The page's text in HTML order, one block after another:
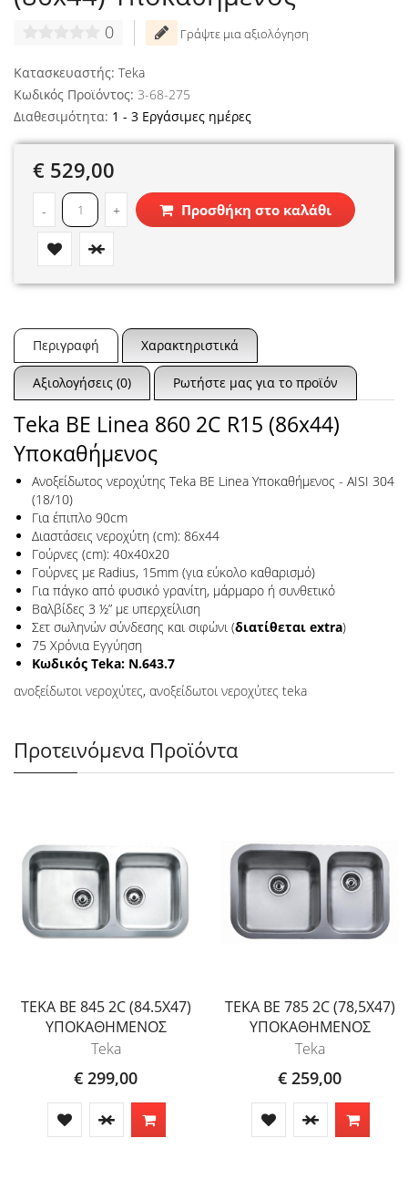
0 Γράψτε μια αξιολόγηση
Κατασκευαστής: Teka
Κωδικός Προϊόντος: 3-68-275
Διαθεσιμότητα: 1 - 3 Εργάσιμες ημέρες
€ 529,00
- + Προσθήκη στο καλάθι
Περιγραφή Χαρακτηριστικά
Αξιολογήσεις (0) Ρωτήστε μας για το προϊόν
Teka BE Linea 860 2C R15 (86x44)
Υποκαθήμενος
Ανοξείδωτος νεροχύτης Teka BE Linea Υποκαθήμενος - AISI 304
(18/10)
Για έπιπλο 90cm
Διαστάσεις νεροχύτη (cm): 86x44
Γούρνες (cm): 40x40x20
Γούρνες με Radius, 15mm (για εύκολο καθαρισμό)
Για πάγκο από φυσικό γρανίτη, μάρμαρο ή συνθετικό
Βαλβίδες 3 ½” με υπερχείλιση
Σετ σωληνών σύνδεσης και σιφώνι (διατίθεται extra)
75 Χρόνια Εγγύηση
Κωδικός Teka: N.643.7
ανοξείδωτοι νεροχύτες, ανοξείδωτοι νεροχύτες teka
Προτεινόμενα Προϊόντα
TEKA BE 845 2C (84.5X47)
ΥΠΟΚΑΘΗΜΕΝΟΣ
Teka
€ 299,00
TEKA BE 785 2C (78,5X47)
ΥΠΟΚΑΘΗΜΕΝΟΣ
Teka
€ 259,00